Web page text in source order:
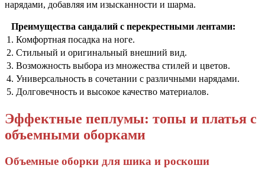
нарядами, добавляя им изысканности и шарма.
Преимущества сандалий с перекрестными лентами:
1. Комфортная посадка на ноге.
2. Стильный и оригинальный внешний вид.
3. Возможность выбора из множества стилей и цветов.
4. Универсальность в сочетании с различными нарядами.
5. Долговечность и высокое качество материалов.
Эффектные пеплумы: топы и платья с
объемными оборками
Объемные оборки для шика и роскоши